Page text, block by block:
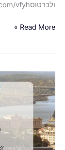
ולכרטוסhttps://nilstravelgroup.com/vfyh טיול מהנה!
Read More »
שלכת
לבירת
שבדיה
החל
מ-302$